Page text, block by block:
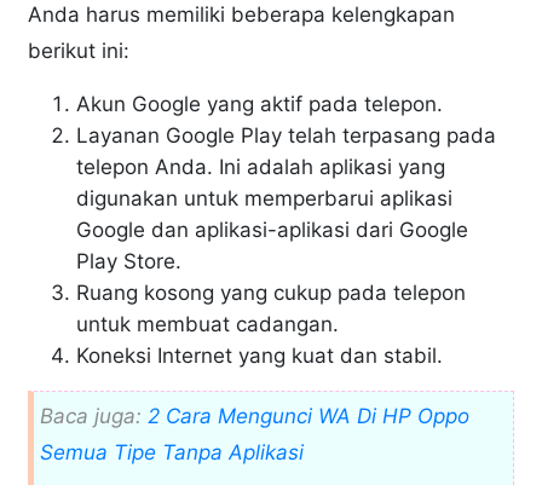
Anda harus memiliki beberapa kelengkapan
berikut ini:
Akun Google yang aktif pada telepon.
Layanan Google Play telah terpasang pada
telepon Anda. Ini adalah aplikasi yang
digunakan untuk memperbarui aplikasi
Google dan aplikasi-aplikasi dari Google
Play Store.
Ruang kosong yang cukup pada telepon
untuk membuat cadangan.
Koneksi Internet yang kuat dan stabil.
Baca juga: 2 Cara Mengunci WA Di HP Oppo
Semua Tipe Tanpa Aplikasi